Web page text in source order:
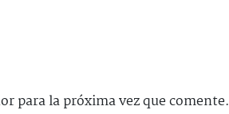
para la próxima vez que comente.